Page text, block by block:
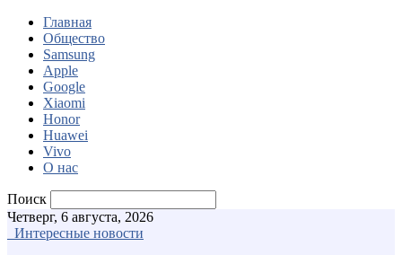
Главная
Общество
Samsung
Apple
Google
Xiaomi
Honor
Huawei
Vivo
О нас
Поиск
Четверг, 6 августа, 2026
Интересные новости